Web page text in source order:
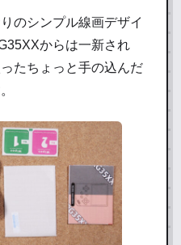
のシンプル線画デザイ
からは一新され
たちょっと手の込んだ